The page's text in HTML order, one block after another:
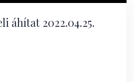
áhítat 2022.04.25.